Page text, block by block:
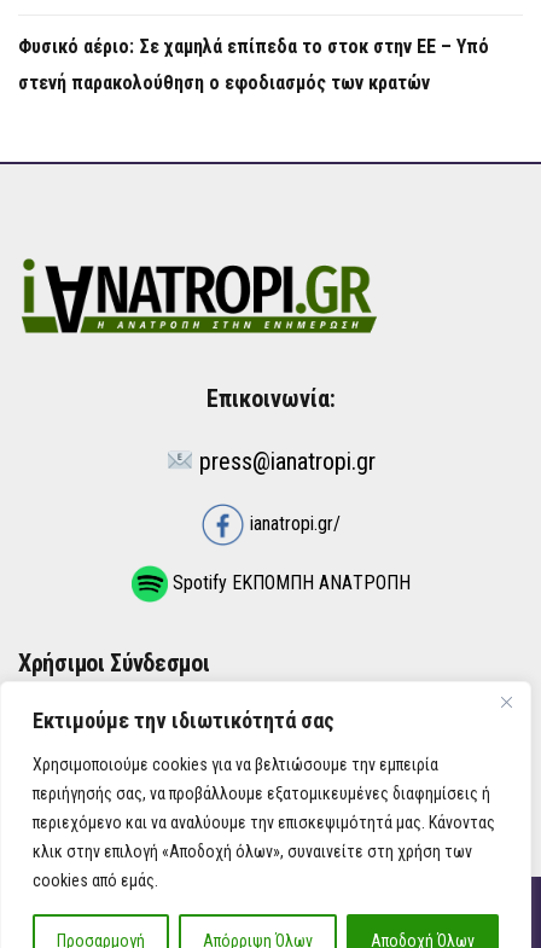
Εκτιμούμε την ιδιωτικότητά σας
Χρησιμοποιούμε cookies για να βελτιώσουμε την εμπειρία
περιήγησής σας, να προβάλλουμε εξατομικευμένες διαφημίσεις ή
περιεχόμενο και να αναλύουμε την επισκεψιμότητά μας. Κάνοντας
κλικ στην επιλογή «Αποδοχή όλων», συναινείτε στη χρήση των
cookies από εμάς.
Προσαρμογή Απόρριψη Όλων Αποδοχή Όλων
Φυσικό αέριο: Σε χαμηλά επίπεδα το στοκ στην ΕΕ – Υπό
στενή παρακολούθηση ο εφοδιασμός των κρατών
Επικοινωνία:
press@ianatropi.gr
ianatropi.gr/
Spotify ΕΚΠΟΜΠΗ ΑΝΑΤΡΟΠΗ
Χρήσιμοι Σύνδεσμοι
ΌΡΟΙ ΧΡΉΣΗΣ
ΠΟΛΙΤΙΚΉ ΑΠΟΡΡΉΤΟΥ
iAnatropi ©